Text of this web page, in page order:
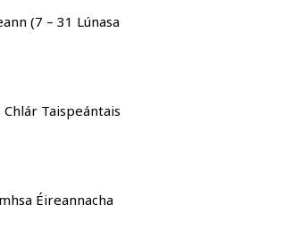
(7 – 31 Lúnasa
Taispeántais
Éireannacha